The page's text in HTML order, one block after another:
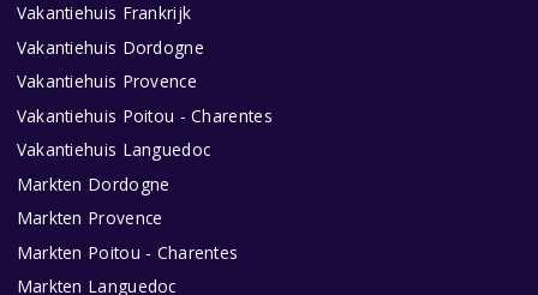
Vakantiehuis Frankrijk
Vakantiehuis Dordogne
Vakantiehuis Provence
Vakantiehuis Poitou - Charentes
Vakantiehuis Languedoc
Markten Dordogne
Markten Provence
Markten Poitou - Charentes
Markten Languedoc